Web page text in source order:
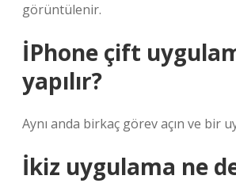
görüntülenir.
İPhone çift
yapılır?
Aynı anda birkaç görev açın ve bir
İkiz uygulama ne